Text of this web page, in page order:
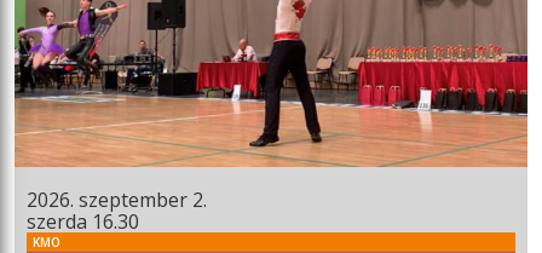
2026. szeptember 2.
szerda 16.30
KMO